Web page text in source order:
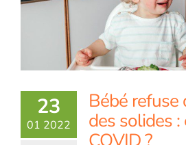
23
01 2022
Bébé refuse
des solides